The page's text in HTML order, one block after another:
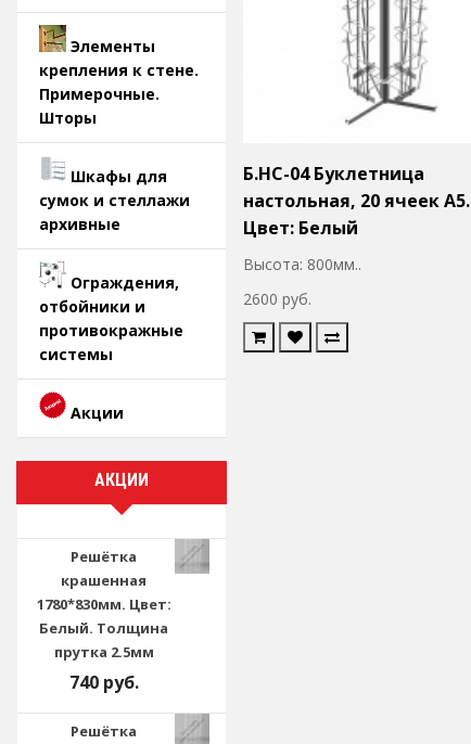
Элементы
крепления к стене.
Примерочные.
Шторы
Шкафы для
сумок и стеллажи
архивные
Ограждения,
отбойники и
противокражные
системы
Акции
АКЦИИ
Решётка
крашенная
1780*830мм. Цвет:
Белый. Толщина
прутка 2.5мм
740 руб.
Решётка
Б.НС-04 Буклетница
настольная, 20 ячеек А5.
Цвет: Белый
Высота: 800мм..
2600 руб.